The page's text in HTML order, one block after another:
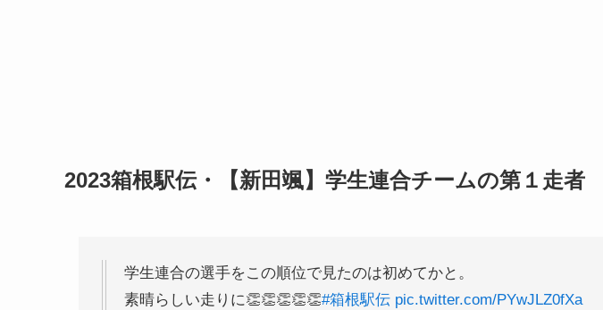
2023箱根駅伝・【新田颯】学生連合チームの第１走者
学生連合の選手をこの順位で見たのは初めてかと。
素晴らしい走りに👏👏👏👏👏#箱根駅伝 pic.twitter.com/PYwJLZ0fXa